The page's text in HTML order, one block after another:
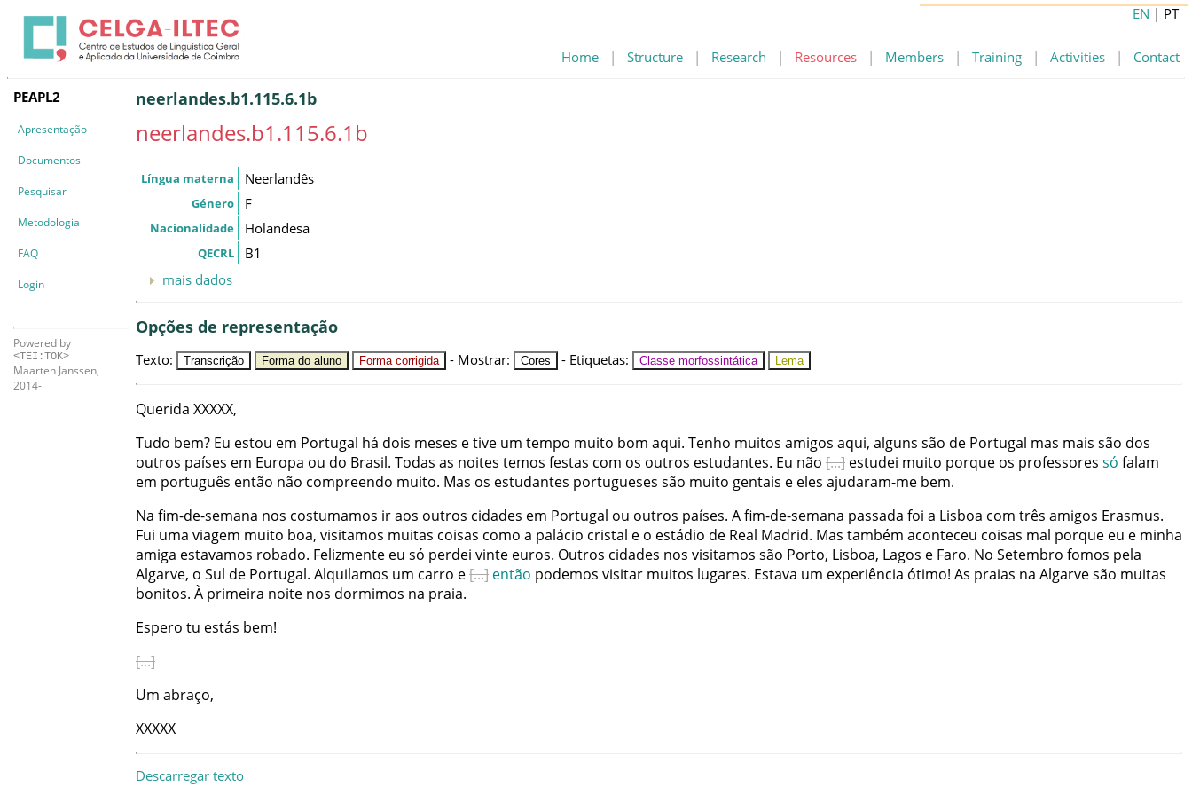
Home | Structure | Research | Resources | Members | Training | Activities | Contact
EN | PT
PEAPL2
Apresentação
Documentos
Pesquisar
Metodologia
FAQ
Login
Powered by
<TEI:TOK>
Maarten Janssen,
2014-
neerlandes.b1.115.6.1b
neerlandes.b1.115.6.1b
Língua materna Neerlandês
Género F
Nacionalidade Holandesa
QECRL
B1
mais dados
Opções de representação
Texto: Transcrição Forma do aluno Forma corrigida - Mostrar: Cores - Etiquetas: Classe morfossintática Lema
Querida XXXXX,
Tudo bem? Eu estou em Portugal há dois meses etive um tempo muito bom aqui. Tenho muitos amigos aqui, alguns são de Portugal mas mais são dos
outros países em Europa ou do Brasil. Todas as noites temos festas com os outros estudantes. Eu não estudei muito porque os professores só falam
em português então não compreendo muito. Mas os estudantes portugueses são muito gentais e eles ajudaram-me bem.
Na fim-de-semana nos costumamos iraos outros cidades em Portugal ou outros países. Afim-de-semana passada foi a Lisboa com três amigos Erasmus.
Fui uma viagem muito boa, visitamos muitas coisas como a palácio cristal e o estádio de Real Madrid. Mas também aconteceu coisas mal porque eu e minha
amiga estavamos robado. Felizmente eu só perdei vinte euros. Outros cidades nos visitamos são Porto, Lisboa, Lagos e Faro. No Setembro fomos pela
Algarve, o Sul de Portugal. Alquilamos um carro e então podemos visitar muitos lugares. Estava um experiência ótimo! As praias na Algarvesão muitas
bonitos. À primeira noite nos dormimos na praia.
Espero tu estás bem!
Um abraço,
XXXXX
Descarregar texto